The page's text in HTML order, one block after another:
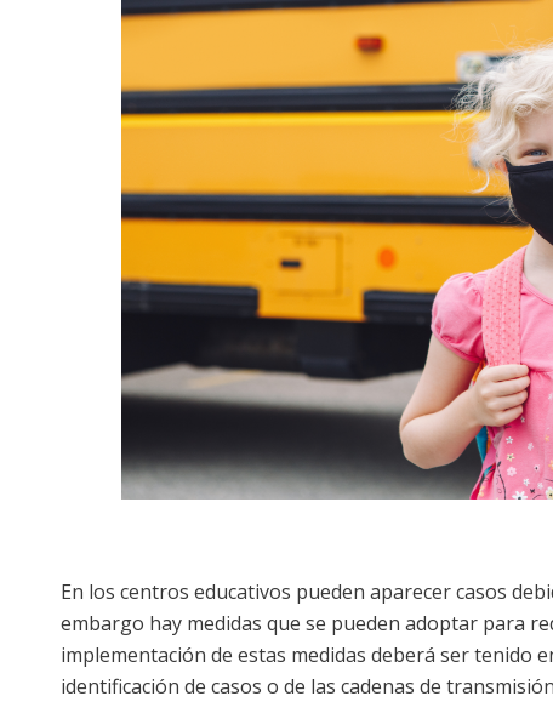
En los centros educativos pueden aparecer casos
embargo hay medidas que se pueden adoptar para
implementación de estas medidas deberá ser tenido
identificación de casos o de las cadenas de